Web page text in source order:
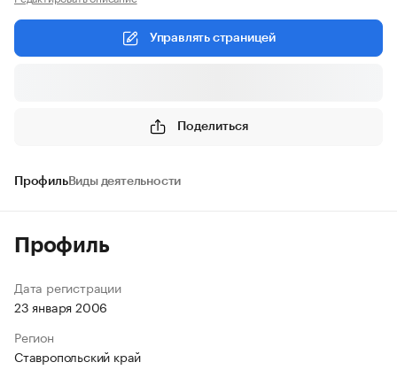
Управлять страницей
Поделиться
ПрофильВиды деятельности
Профиль
Дата регистрации
23 января 2006
Регион
Ставропольский край